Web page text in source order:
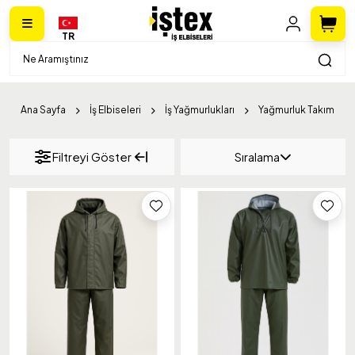
TR
Ana Sayfa İş Elbiseleri İş Yağmurlukları Yağmurluk Takım
Filtreyi Göster Sıralama